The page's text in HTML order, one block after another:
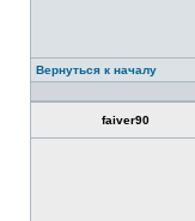
Вернуться к началу
faiver90